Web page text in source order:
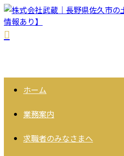
ホーム
業務案内
求職者のみなさまへ